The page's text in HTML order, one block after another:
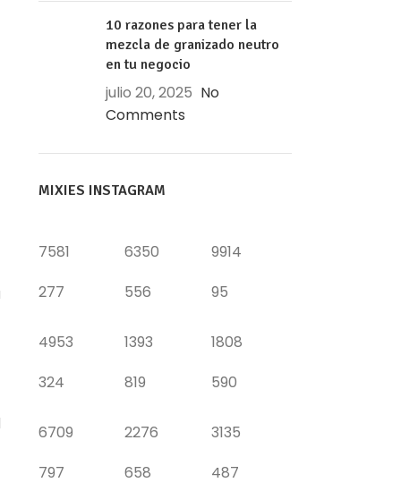
10 razones para tener la
mezcla de granizado neutro
en tu negocio
julio 20, 2025 No
Comments
MIXIES INSTAGRAM
7581
277
6350
556
9914
95
4953
324
1393
819
1808
590
6709
797
2276
658
3135
487